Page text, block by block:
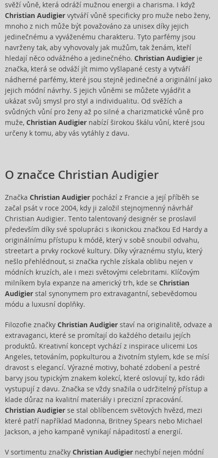
svěží vůně, která odráží mužnou energii a charisma. I když
Christian Audigier vytváří vůně specificky pro muže nebo ženy,
mnoho z nich může být považováno za unisex díky jejich
jedinečnému a vyváženému charakteru. Tyto parfémy jsou
navrženy tak, aby vyhovovaly jak mužům, tak ženám, kteří
hledají něco odvážného a jedinečného. Christian Audigier je
značka, která se odváží jít mimo vyšlapané cesty a vytváří
nádherné parfémy, které jsou stejně jedinečné a originální jako
jejich módní návrhy. S jejich vůněmi se můžete vyjádřit a
ukázat svůj smysl pro styl a individualitu. Od svěžích a
svůdných vůní pro ženy až po silné a charizmatické vůně pro
muže, Christian Audigier nabízí širokou škálu vůní, které jsou
určeny k tomu, aby vás vytáhly z davu.
O značce Christian Audigier
Značka Christian Audigier pochází z Francie a její příběh se
začal psát v roce 2004, kdy ji založil stejnojmenný návrhář
Christian Audigier. Tento talentovaný designér se proslavil
především díky své spolupráci s ikonickou značkou Ed Hardy a
originálnímu přístupu k módě, který v sobě snoubil odvahu,
streetart a prvky rockové kultury. Díky výraznému stylu, který
nešlo přehlédnout, si značka rychle získala oblibu nejen v
módních kruzích, ale i mezi světovými celebritami. Klíčovým
milníkem byla expanze na americký trh, kde se Christian
Audigier stal synonymem pro extravagantní, sebevědomou
módu a luxusní doplňky.
Filozofie značky Christian Audigier staví na originalitě, odvaze a
extravaganci, které se promítají do každého detailu jejích
produktů. Kreativní koncept vychází z inspirace ulicemi Los
Angeles, tetováním, popkulturou a životním stylem, kde se mísí
dravost s elegancí. Výrazné motivy, bohaté zdobení a pestré
barvy jsou typickým znakem kolekcí, které oslovují ty, kdo rádi
vystupují z davu. Značka se vždy snažila o udržitelný přístup a
klade důraz na kvalitní materiály i precizní zpracování.
Christian Audigier se stal oblíbencem světových hvězd, mezi
které patří například Madonna, Britney Spears nebo Michael
Jackson, a jeho kampaně vynikají nápaditostí a energií.
V sortimentu značky Christian Audigier nechybí nejen módní